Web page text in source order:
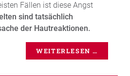
Fällen ist diese Angst
sind tatsächlich
der Hautreaktionen.
WEITERLESEN …